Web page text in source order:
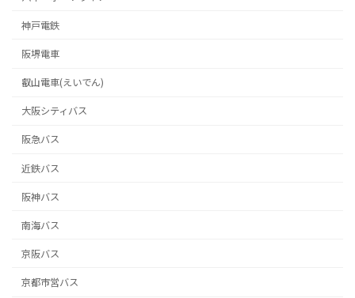
神戸電鉄
阪堺電車
叡山電車(えいでん)
大阪シティバス
阪急バス
近鉄バス
阪神バス
南海バス
京阪バス
京都市営バス